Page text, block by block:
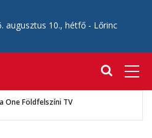
augusztus 10., hétfő - Lőrinc
One Földfelszíni TV